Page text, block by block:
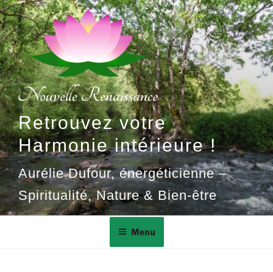
Aller
au
contenu
principal
Retrouvez votre
Harmonie intérieure !
Aurélie Dufour, énergéticienne –
Spiritualité, Nature & Bien-être
Menu